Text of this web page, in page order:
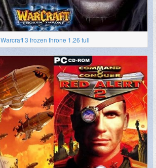
Warcraft 3 frozen throne 1.26 full